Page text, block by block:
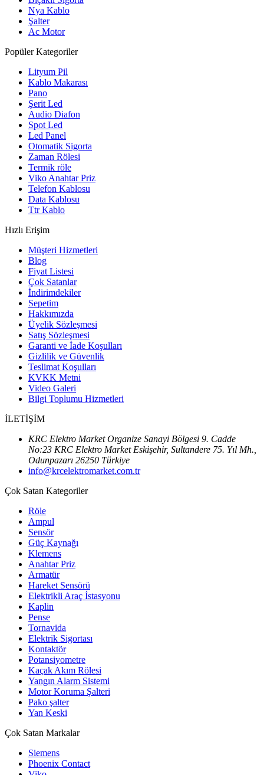
Nya Kablo
Şalter
Ac Motor
Popüler Kategoriler
Lityum Pil
Kablo Makarası
Pano
Şerit Led
Audio Diafon
Spot Led
Led Panel
Otomatik Sigorta
Zaman Rölesi
Termik röle
Viko Anahtar Priz
Telefon Kablosu
Data Kablosu
Ttr Kablo
Hızlı Erişim
Müşteri Hizmetleri
Blog
Fiyat Listesi
Çok Satanlar
İndirimdekiler
Sepetim
Hakkımızda
Üyelik Sözleşmesi
Satış Sözleşmesi
Garanti ve İade Koşulları
Gizlilik ve Güvenlik
Teslimat Koşulları
KVKK Metni
Video Galeri
Bilgi Toplumu Hizmetleri
İLETİŞİM
KRC Elektro Market Organize Sanayi Bölgesi 9. Cadde
No:23 KRC Elektro Market Eskişehir, Sultandere 75. Yıl Mh.,
Odunpazarı 26250 Türkiye
info@krcelektromarket.com.tr
Çok Satan Kategoriler
Röle
Ampul
Sensör
Güç Kaynağı
Klemens
Anahtar Priz
Armatür
Hareket Sensörü
Elektrikli Araç İstasyonu
Kaplin
Pense
Tornavida
Elektrik Sigortası
Kontaktör
Potansiyometre
Kaçak Akım Rölesi
Yangın Alarm Sistemi
Motor Koruma Şalteri
Pako şalter
Yan Keski
Çok Satan Markalar
Siemens
Phoenix Contact